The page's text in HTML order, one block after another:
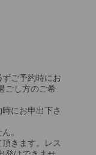
ご予約時にお
ごし方のご希
にお申出下さ
。
きます。レス